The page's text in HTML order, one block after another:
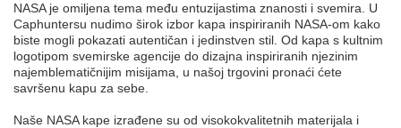
NASA je omiljena tema među entuzijastima znanosti i svemira. U
Caphuntersu nudimo širok izbor kapa inspiriranih NASA-om kako
biste mogli pokazati autentičan i jedinstven stil. Od kapa s kultnim
logotipom svemirske agencije do dizajna inspiriranih njezinim
najemblematičnijim misijama, u našoj trgovini pronaći ćete
savršenu kapu za sebe.
Naše NASA kape izrađene su od visokokvalitetnih materijala i